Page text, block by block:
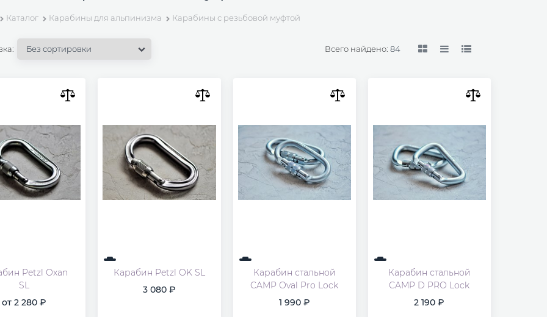
Каталог Карабины для альпинизма Карабины с резьбовой муфтой
Всего найдено: 84
Petzl Oxan
SL
от2 280
Карабин Petzl OK SL
3 080
Карабин стальной
CAMP Oval Pro Lock
1 990
Карабин стальной
CAMP D PRO Lock
2 190